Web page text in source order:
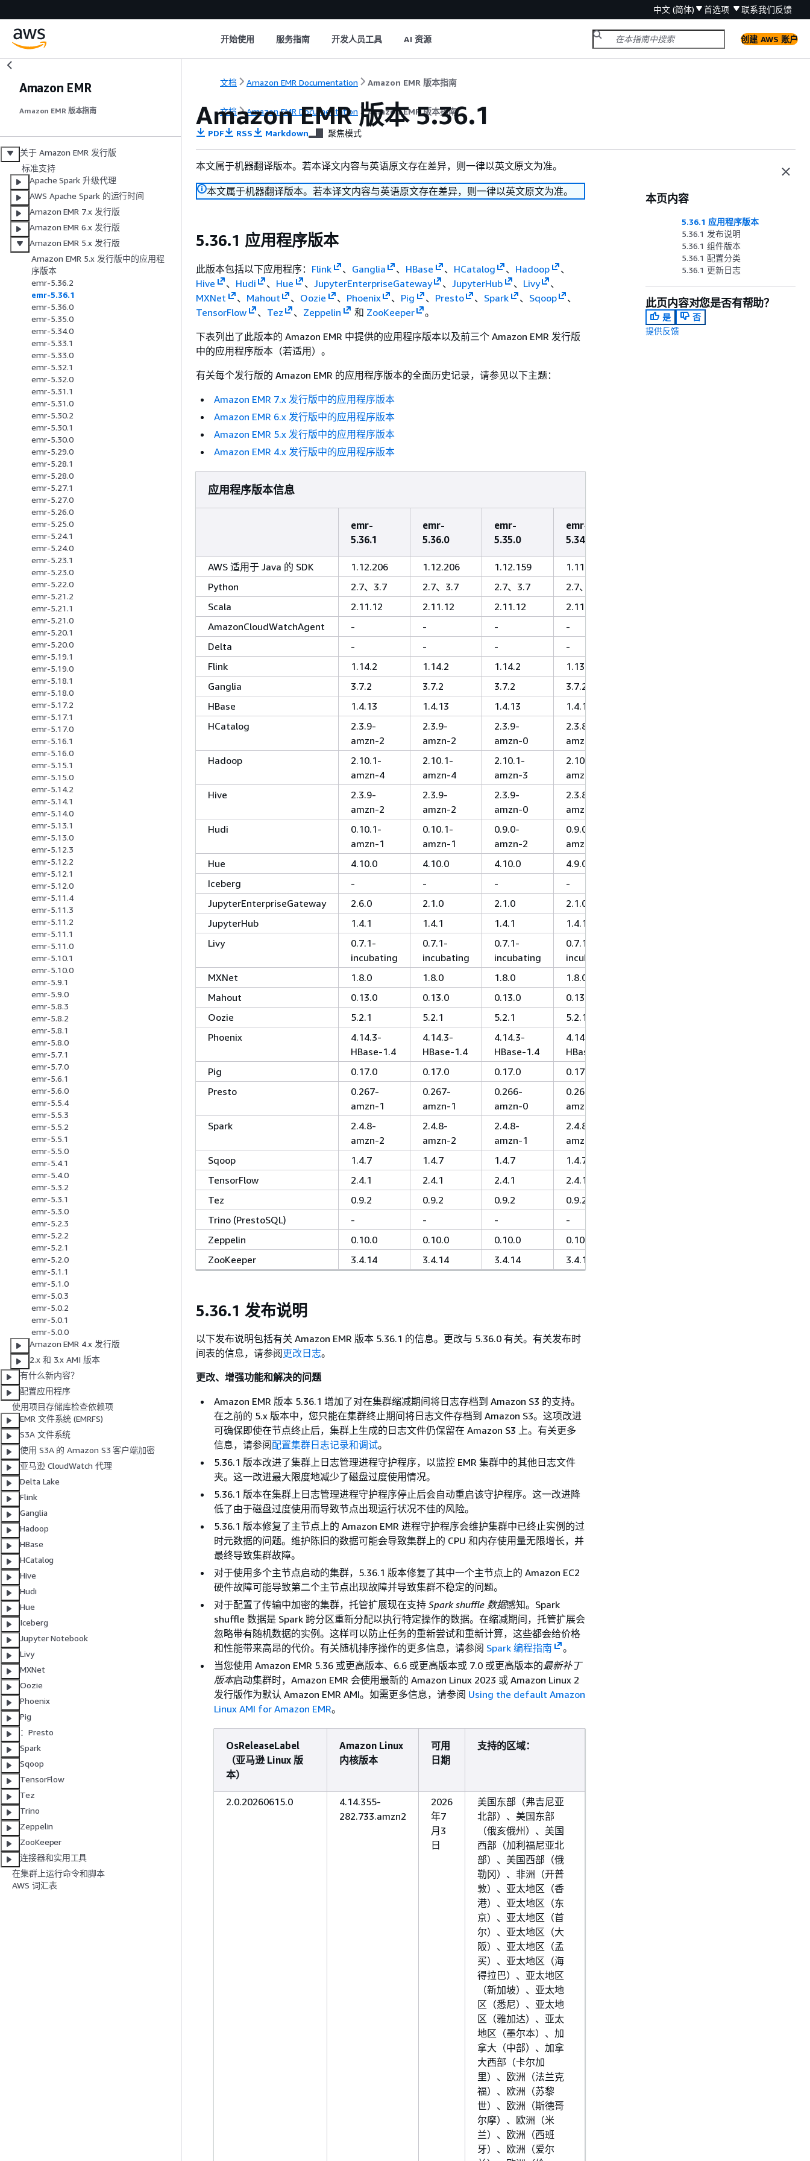
中文 (简体) 首选项 联系我们反馈
开始使用 服务指南 开发人员工具 AI 资源 创建 AWS 账户
Amazon EMR
Amazon EMR 版本指南
关于 Amazon EMR 发行版
标准支持
Apache Spark 升级代理
AWS Apache Spark 的运行时间
Amazon EMR 7.x 发行版
Amazon EMR 6.x 发行版
Amazon EMR 5.x 发行版
Amazon EMR 5.x 发行版中的应用程
序版本
emr-5.36.2
emr-5.36.1
emr-5.36.0
emr-5.35.0
emr-5.34.0
emr-5.33.1
emr-5.33.0
emr-5.32.1
emr-5.32.0
emr-5.31.1
emr-5.31.0
emr-5.30.2
emr-5.30.1
emr-5.30.0
emr-5.29.0
emr-5.28.1
emr-5.28.0
emr-5.27.1
emr-5.27.0
emr-5.26.0
emr-5.25.0
emr-5.24.1
emr-5.24.0
emr-5.23.1
emr-5.23.0
emr-5.22.0
emr-5.21.2
emr-5.21.1
emr-5.21.0
emr-5.20.1
emr-5.20.0
emr-5.19.1
emr-5.19.0
emr-5.18.1
emr-5.18.0
emr-5.17.2
emr-5.17.1
emr-5.17.0
emr-5.16.1
emr-5.16.0
emr-5.15.1
emr-5.15.0
emr-5.14.2
emr-5.14.1
emr-5.14.0
emr-5.13.1
emr-5.13.0
emr-5.12.3
emr-5.12.2
emr-5.12.1
emr-5.12.0
emr-5.11.4
emr-5.11.3
emr-5.11.2
emr-5.11.1
emr-5.11.0
emr-5.10.1
emr-5.10.0
emr-5.9.1
emr-5.9.0
emr-5.8.3
emr-5.8.2
emr-5.8.1
emr-5.8.0
emr-5.7.1
emr-5.7.0
emr-5.6.1
emr-5.6.0
emr-5.5.4
emr-5.5.3
emr-5.5.2
emr-5.5.1
emr-5.5.0
emr-5.4.1
emr-5.4.0
emr-5.3.2
emr-5.3.1
emr-5.3.0
emr-5.2.3
emr-5.2.2
emr-5.2.1
emr-5.2.0
emr-5.1.1
emr-5.1.0
emr-5.0.3
emr-5.0.2
emr-5.0.1
emr-5.0.0
Amazon EMR 4.x 发行版
2.x 和 3.x AMI 版本
有什么新内容？
配置应用程序
使用项目存储库检查依赖项
EMR 文件系统 (EMRFS)
S3A 文件系统
使用 S3A 的 Amazon S3 客户端加密
亚马逊 CloudWatch 代理
Delta Lake
Flink
Ganglia
Hadoop
HBase
HCatalog
Hive
Hudi
Hue
Iceberg
Jupyter Notebook
Livy
MXNet
Oozie
Phoenix
Pig
：Presto
Spark
Sqoop
TensorFlow
Tez
Trino
Zeppelin
ZooKeeper
连接器和实用工具
在集群上运行命令和脚本
AWS 词汇表
文档 Amazon EMR Documentation Amazon EMR 版本指南
文档 Amazon EMR Documentation Amazon EMR 版本指南
Amazon EMR 版本 5.36.1
PDF RSS Markdown 聚焦模式
本文属于机器翻译版本。若本译文内容与英语原文存在差异，则一律以英文原文为准。
本文属于机器翻译版本。若本译文内容与英语原文存在差异，则一律以英文原文为准。
5.36.1 应用程序版本
此版本包括以下应用程序： Flink 、 Ganglia 、 HBase 、 HCatalog 、 Hadoop
、
Hive
、 Hudi 、 Hue 、 JupyterEnterpriseGateway 、 JupyterHub 、 Livy
、
MXNet
、 Mahout 、 Oozie 、 Phoenix 、 Pig 、 Presto 、 Spark 、 Sqoop
、
TensorFlow
、 Tez 、 Zeppelin 和 ZooKeeper
。
下表列出了此版本的 Amazon EMR 中提供的应用程序版本以及前三个 Amazon EMR 发行版
中的应用程序版本（若适用）。
有关每个发行版的 Amazon EMR 的应用程序版本的全面历史记录，请参见以下主题：
Amazon EMR 7.x 发行版中的应用程序版本
Amazon EMR 6.x 发行版中的应用程序版本
Amazon EMR 5.x 发行版中的应用程序版本
Amazon EMR 4.x 发行版中的应用程序版本
应用程序版本信息
emr-
5.36.1
emr-
5.36.0
emr-
5.35.0
emr-
5.34.0
AWS 适用于 Java 的 SDK 1.12.206 1.12.206 1.12.159
1.11.970
Python
2.7、3.7 2.7、3.7 2.7、3.7
2.7、3.7
Scala
2.11.12 2.11.12 2.11.12
2.11.12
AmazonCloudWatchAgent
- - -
-
Delta
- - -
-
Flink
1.14.2 1.14.2 1.14.2
1.13.1
Ganglia
3.7.2 3.7.2 3.7.2
3.7.2
HBase
1.4.13 1.4.13 1.4.13
1.4.13
HCatalog
2.3.9-
amzn-2
2.3.9-
amzn-2
2.3.9-
amzn-0
2.3.8-
amzn-0
Hadoop
2.10.1-
amzn-4
2.10.1-
amzn-4
2.10.1-
amzn-3
2.10.1-
amzn-2
Hive
2.3.9-
amzn-2
2.3.9-
amzn-2
2.3.9-
amzn-0
2.3.8-
amzn-0
Hudi
0.10.1-
amzn-1
0.10.1-
amzn-1
0.9.0-
amzn-2
0.9.0-
amzn-0
Hue
4.10.0 4.10.0 4.10.0
4.9.0
Iceberg
- - -
-
JupyterEnterpriseGateway
2.6.0 2.1.0 2.1.0
2.1.0
JupyterHub
1.4.1 1.4.1 1.4.1
1.4.1
Livy
0.7.1-
incubating
0.7.1-
incubating
0.7.1-
incubating
0.7.1-
incubating
MXNet
1.8.0 1.8.0 1.8.0
1.8.0
Mahout
0.13.0 0.13.0 0.13.0
0.13.0
Oozie
5.2.1 5.2.1 5.2.1
5.2.1
Phoenix
4.14.3-
HBase-1.4
4.14.3-
HBase-1.4
4.14.3-
HBase-1.4
4.14.3-
HBase-1.4
Pig
0.17.0 0.17.0 0.17.0
0.17.0
Presto
0.267-
amzn-1
0.267-
amzn-1
0.266-
amzn-0
0.261-
amzn-0
Spark
2.4.8-
amzn-2
2.4.8-
amzn-2
2.4.8-
amzn-1
2.4.8-
amzn-0
Sqoop
1.4.7 1.4.7 1.4.7
1.4.7
TensorFlow
2.4.1 2.4.1 2.4.1
2.4.1
Tez
0.9.2 0.9.2 0.9.2
0.9.2
Trino (PrestoSQL)
- - -
-
Zeppelin
0.10.0 0.10.0 0.10.0
0.10.0
ZooKeeper
3.4.14 3.4.14 3.4.14 3.4.14
5.36.1 发布说明
以下发布说明包括有关 Amazon EMR 版本 5.36.1 的信息。更改与 5.36.0 有关。有关发布时
间表的信息，请参阅更改日志。
更改、增强功能和解决的问题
Amazon EMR 版本 5.36.1 增加了对在集群缩减期间将日志存档到 Amazon S3 的支持。
在之前的 5.x 版本中，您只能在集群终止期间将日志文件存档到 Amazon S3。这项改进
可确保即使在节点终止后，集群上生成的日志文件仍保留在 Amazon S3 上。有关更多
信息，请参阅配置集群日志记录和调试。
5.36.1 版本改进了集群上日志管理进程守护程序，以监控 EMR 集群中的其他日志文件
夹。这一改进最大限度地减少了磁盘过度使用情况。
5.36.1 版本在集群上日志管理进程守护程序停止后会自动重启该守护程序。这一改进降
低了由于磁盘过度使用而导致节点出现运行状况不佳的风险。
5.36.1 版本修复了主节点上的 Amazon EMR 进程守护程序会维护集群中已终止实例的过
时元数据的问题。维护陈旧的数据可能会导致集群上的 CPU 和内存使用量无限增长，并
最终导致集群故障。
对于使用多个主节点启动的集群，5.36.1 版本修复了其中一个主节点上的 Amazon EC2
硬件故障可能导致第二个主节点出现故障并导致集群不稳定的问题。
对于配置了传输中加密的集群，托管扩展现在支持 Spark shuffle 数据感知。Spark
shuffle 数据是 Spark 跨分区重新分配以执行特定操作的数据。在缩减期间，托管扩展会
忽略带有随机数据的实例。这样可以防止任务的重新尝试和重新计算，这些都会给价格
和性能带来高昂的代价。有关随机排序操作的更多信息，请参阅 Spark 编程指南
。
当您使用 Amazon EMR 5.36 或更高版本、6.6 或更高版本或 7.0 或更高版本的最新补丁
版本启动集群时，Amazon EMR 会使用最新的 Amazon Linux 2023 或 Amazon Linux 2
发行版作为默认 Amazon EMR AMI。如需更多信息，请参阅 Using the default Amazon
Linux AMI for Amazon EMR。
OsReleaseLabel
（亚马逊 Linux 版
本）
Amazon Linux
内核版本
可用
日期
支持的区域：
2.0.20260615.0
4.14.355-
282.733.amzn2
2026
年7
月3
日
美国东部（弗吉尼亚
北部）、美国东部
（俄亥俄州）、美国
西部（加利福尼亚北
部）、美国西部（俄
勒冈）、非洲（开普
敦）、亚太地区（香
港）、亚太地区（东
京）、亚太地区（首
尔）、亚太地区（大
阪）、亚太地区（孟
买）、亚太地区（海
得拉巴）、亚太地区
（新加坡）、亚太地
区（悉尼）、亚太地
区（雅加达）、亚太
地区（墨尔本）、加
拿大（中部）、加拿
大西部（卡尔加
里）、欧洲（法兰克
福）、欧洲（苏黎
世）、欧洲（斯德哥
尔摩）、欧洲（米
兰）、欧洲（西班
牙）、欧洲（爱尔
本页内容
5.36.1 应用程序版本
5.36.1 发布说明
5.36.1 组件版本
5.36.1 配置分类
5.36.1 更新日志
此页内容对您是否有帮助？
是
否
提供反馈